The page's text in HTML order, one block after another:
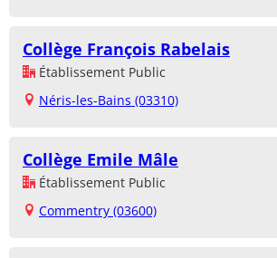
Collège François Rabelais
Établissement Public
Néris-les-Bains (03310)
Collège Emile Mâle
Établissement Public
Commentry (03600)